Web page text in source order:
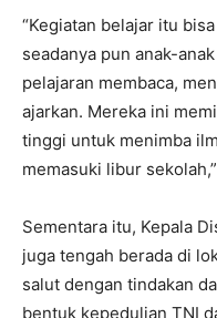
“Kegiatan belajar itu
seadanya pun anak-
pelajaran membaca,
ajarkan. Mereka ini
tinggi untuk menimba
memasuki libur
Sementara itu, Kepala
juga tengah berada di
salut dengan tindakan
bentuk kepedulian TNI